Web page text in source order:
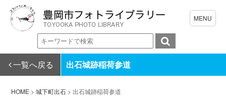
一覧へ戻る 出石城跡稲荷参道
HOME > 城下町出石 > 出石城跡稲荷参道